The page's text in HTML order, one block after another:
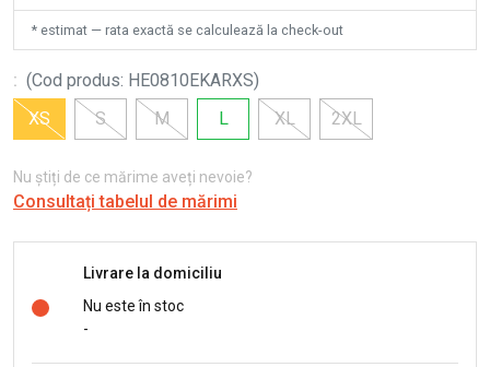
* estimat — rata exactă se calculează la check-out
: (Cod produs: HE0810EKARXS)
XS
S M L XL 2XL
Nu știți de ce mărime aveți nevoie?
Consultați tabelul de mărimi
Livrare la domiciliu
Nu este în stoc
-